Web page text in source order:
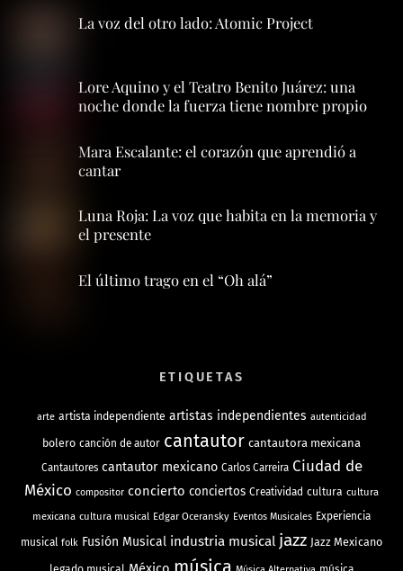
La voz del otro lado: Atomic Project
Lore Aquino y el Teatro Benito Juárez: una
noche donde la fuerza tiene nombre propio
Mara Escalante: el corazón que aprendió a
cantar
Luna Roja: La voz que habita en la memoria y
el presente
El último trago en el “Oh alá”
ETIQUETAS
arte artista independiente artistas independientes autenticidad
bolero canción de autor cantautor cantautora mexicana
Cantautores cantautor mexicano Carlos Carreira Ciudad de
México compositor concierto conciertos Creatividad cultura cultura
mexicana cultura musical Edgar Oceransky Eventos Musicales Experiencia
musical folk Fusión Musical industria musical jazz Jazz Mexicano
música